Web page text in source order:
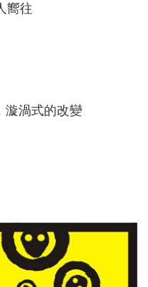
嚮往
漩渦式的改變